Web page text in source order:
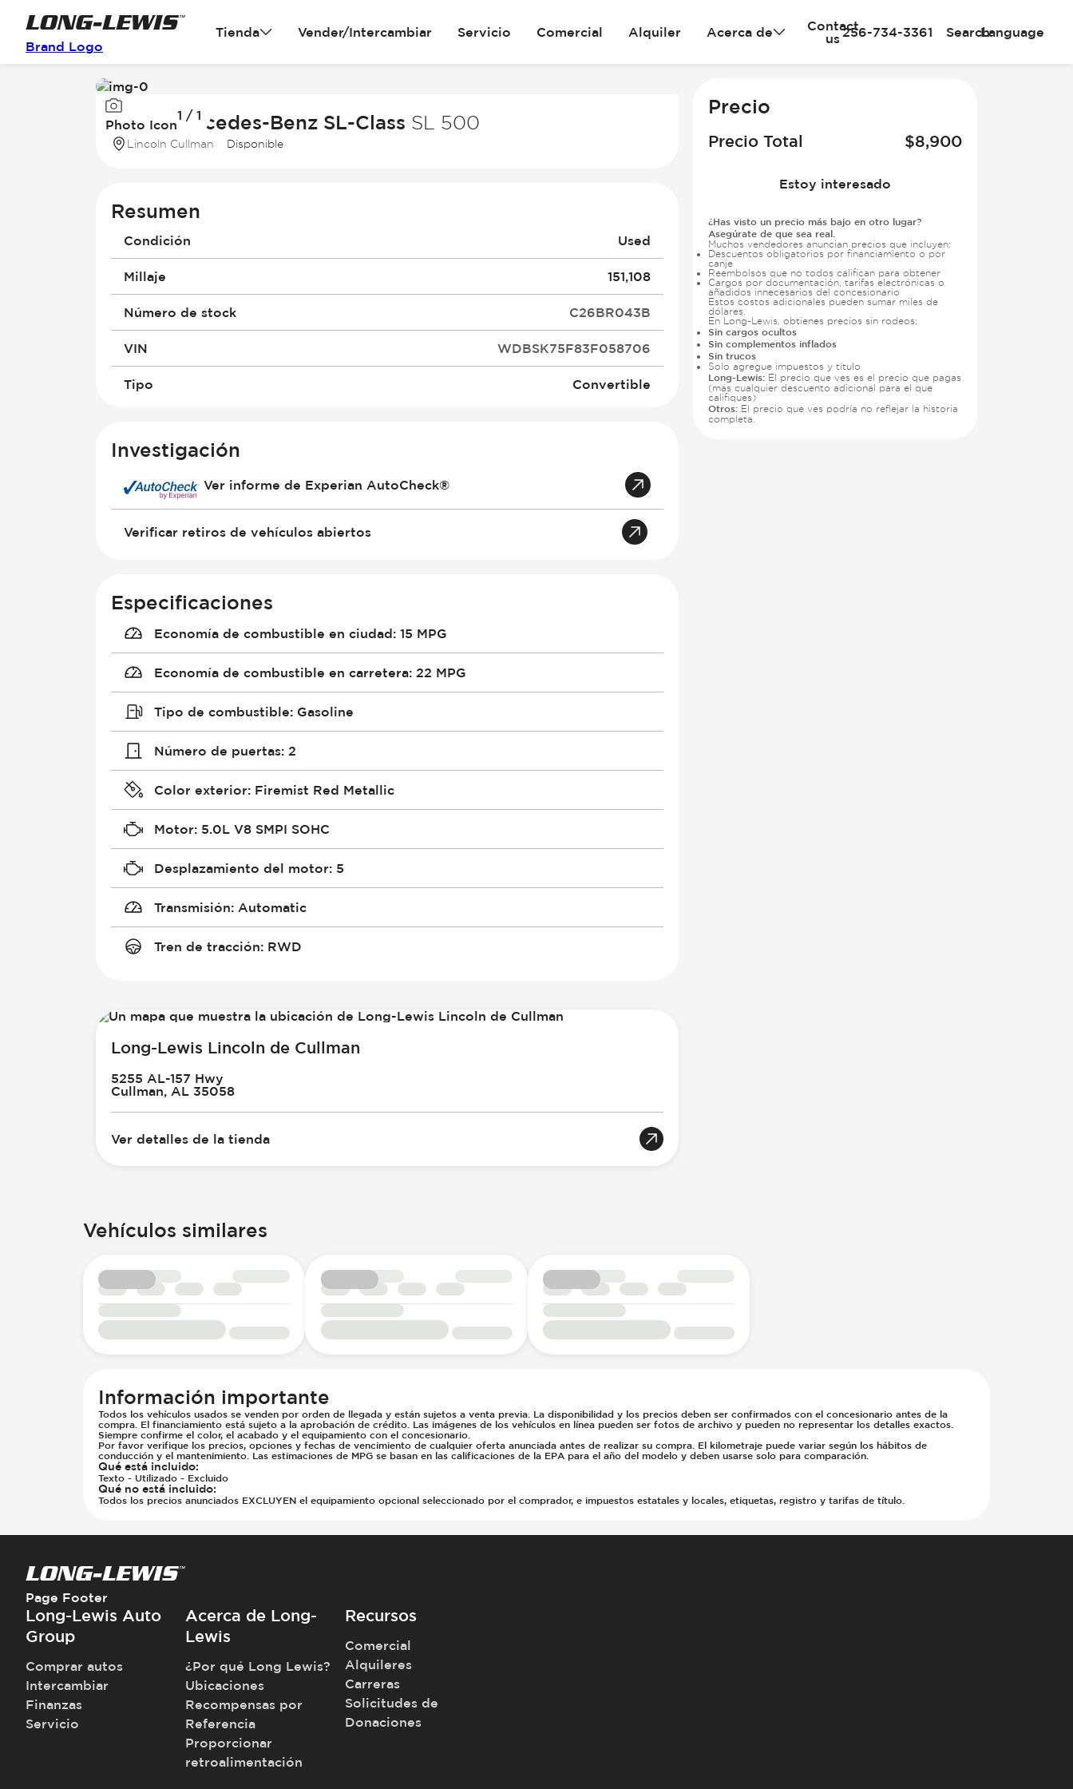
Brand Logo
Tienda Vender/Intercambiar Servicio Comercial Alquiler Acerca de
Contact
us256-734-3361 SearchLanguage
Image
of
Photo Icon
1 / 1
2003 Mercedes-Benz SL-Class SL 500
Lincoln Cullman Disponible
Precio
Precio Total $8,900
Estoy interesado
¿Has visto un precio más bajo en otro lugar?
Asegúrate de que sea real.
Muchos vendedores anuncian precios que incluyen:
Descuentos obligatorios por financiamiento o por
canje
Reembolsos que no todos califican para obtener
Cargos por documentación, tarifas electrónicas o
añadidos innecesarios del concesionario
Estos costos adicionales pueden sumar miles de
dólares.
En Long-Lewis, obtienes precios sin rodeos:
Sin cargos ocultos
Sin complementos inflados
Sin trucos
Solo agregue impuestos y título
Long-Lewis: El precio que ves es el precio que pagas
(más cualquier descuento adicional para el que
califiques)
Otros: El precio que ves podría no reflejar la historia
completa.
Resumen
Condición Used
Millaje 151,108
Número de stock C26BR043B
VIN WDBSK75F83F058706
Tipo Convertible
Investigación
Ver informe de Experian AutoCheck®
Verificar retiros de vehículos abiertos
Especificaciones
Economía de combustible en ciudad: 15 MPG
Economía de combustible en carretera: 22 MPG
Tipo de combustible: Gasoline
Número de puertas: 2
Color exterior: Firemist Red Metallic
Motor: 5.0L V8 SMPI SOHC
Desplazamiento del motor: 5
Transmisión: Automatic
Tren de tracción: RWD
Long-Lewis Lincoln de Cullman
5255 AL-157 Hwy
Cullman, AL 35058
Ver detalles de la tienda
Vehículos similares
Información importante
Todos los vehículos usados se venden por orden de llegada y están sujetos a venta previa. La disponibilidad y los precios deben ser confirmados con el concesionario antes de la
compra. El financiamiento está sujeto a la aprobación de crédito. Las imágenes de los vehículos en línea pueden ser fotos de archivo y pueden no representar los detalles exactos.
Siempre confirme el color, el acabado y el equipamiento con el concesionario.
Por favor verifique los precios, opciones y fechas de vencimiento de cualquier oferta anunciada antes de realizar su compra. El kilometraje puede variar según los hábitos de
conducción y el mantenimiento. Las estimaciones de MPG se basan en las calificaciones de la EPA para el año del modelo y deben usarse solo para comparación.
Qué está incluido:
Texto - Utilizado - Excluido
Qué no está incluido:
Todos los precios anunciados EXCLUYEN el equipamiento opcional seleccionado por el comprador, e impuestos estatales y locales, etiquetas, registro y tarifas de título.
Page Footer
Long-Lewis Auto
Group
Comprar autos
Intercambiar
Finanzas
Servicio
Acerca de Long-
Lewis
¿Por qué Long Lewis?
Ubicaciones
Recompensas por
Referencia
Proporcionar
retroalimentación
Recursos
Comercial
Alquileres
Carreras
Solicitudes de
Donaciones